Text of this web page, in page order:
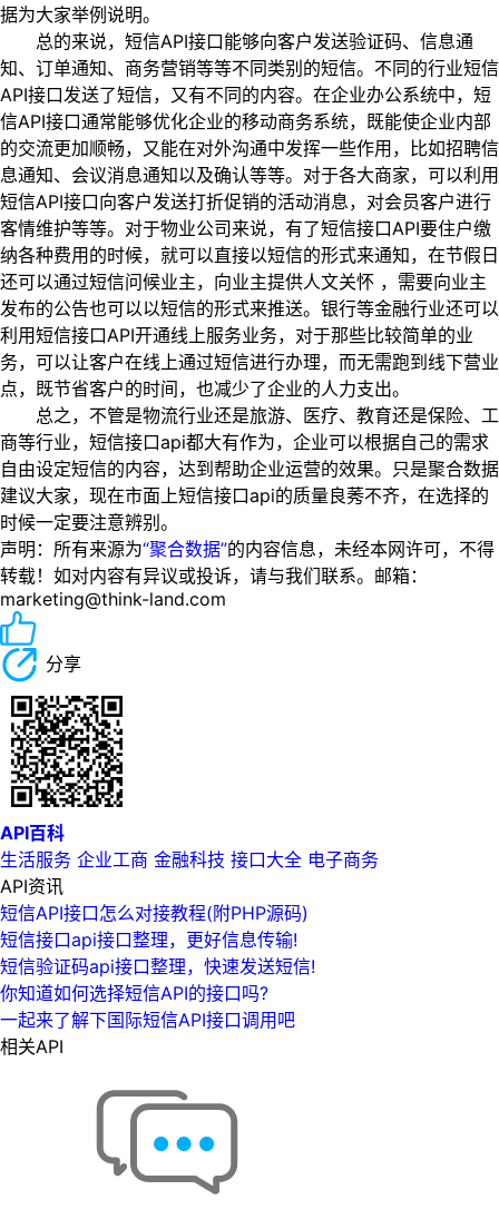
据为大家举例说明。
总的来说，短信API接口能够向客户发送验证码、信息通
知、订单通知、商务营销等等不同类别的短信。不同的行业短信
API接口发送了短信，又有不同的内容。在企业办公系统中，短
信API接口通常能够优化企业的移动商务系统，既能使企业内部
的交流更加顺畅，又能在对外沟通中发挥一些作用，比如招聘信
息通知、会议消息通知以及确认等等。对于各大商家，可以利用
短信API接口向客户发送打折促销的活动消息，对会员客户进行
客情维护等等。对于物业公司来说，有了短信接口API要住户缴
纳各种费用的时候，就可以直接以短信的形式来通知，在节假日
还可以通过短信问候业主，向业主提供人文关怀 ，需要向业主
发布的公告也可以以短信的形式来推送。银行等金融行业还可以
利用短信接口API开通线上服务业务，对于那些比较简单的业
务，可以让客户在线上通过短信进行办理，而无需跑到线下营业
点，既节省客户的时间，也减少了企业的人力支出。
总之，不管是物流行业还是旅游、医疗、教育还是保险、工
商等行业，短信接口api都大有作为，企业可以根据自己的需求
自由设定短信的内容，达到帮助企业运营的效果。只是聚合数据
建议大家，现在市面上短信接口api的质量良莠不齐，在选择的
时候一定要注意辨别。
声明：所有来源为“聚合数据”的内容信息，未经本网许可，不得
转载！如对内容有异议或投诉，请与我们联系。邮箱：
marketing@think-land.com
分享
API百科
生活服务 企业工商 金融科技 接口大全 电子商务
API资讯
短信API接口怎么对接教程(附PHP源码)
短信接口api接口整理，更好信息传输!
短信验证码api接口整理，快速发送短信!
你知道如何选择短信API的接口吗?
一起来了解下国际短信API接口调用吧
相关API